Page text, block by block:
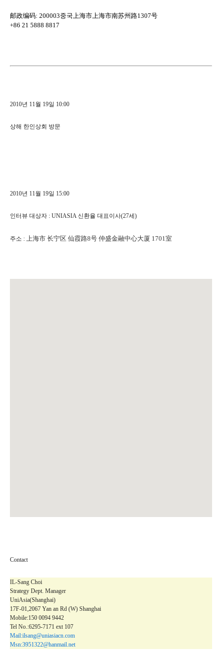
邮政编码: 200003중국上海市上海市南苏州路1307号
+86 21 5888 8817
2010년 11월 19일 10:00
상해 한인상회 방문
2010년 11월 19일 15:00
인터뷰 대상자 : UNIASIA 신환율 대표이사(27세)
주소 : 上海市 长宁区 仙霞路8号 仲盛金融中心大厦 1701室
Contact
IL-Sang Choi
Strategy Dept. Manager
UniAsia(Shanghai)
17F-01,2067 Yan an Rd (W) Shanghai
Mobile:150 0094 9442
Tel No.:6295-7171 ext 107
Mail:ilsang@uniasiacn.com
Msn:3951322@hanmail.net